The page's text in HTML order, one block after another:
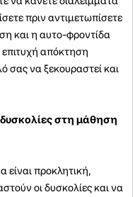
πριν αντιμετωπίσετε
και η αυτο-φροντίδα
απόκτηση
σας να ξεκουραστεί και
στη μάθηση
είναι προκλητική,
οι δυσκολίες και να